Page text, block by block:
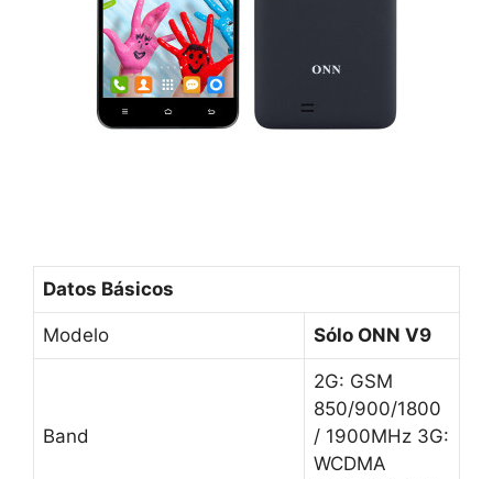
Datos Básicos
Modelo Sólo ONN V9
Band
2G: GSM
850/900/1800
/ 1900MHz 3G:
WCDMA